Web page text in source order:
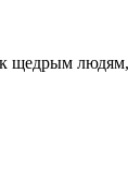
к щедрым